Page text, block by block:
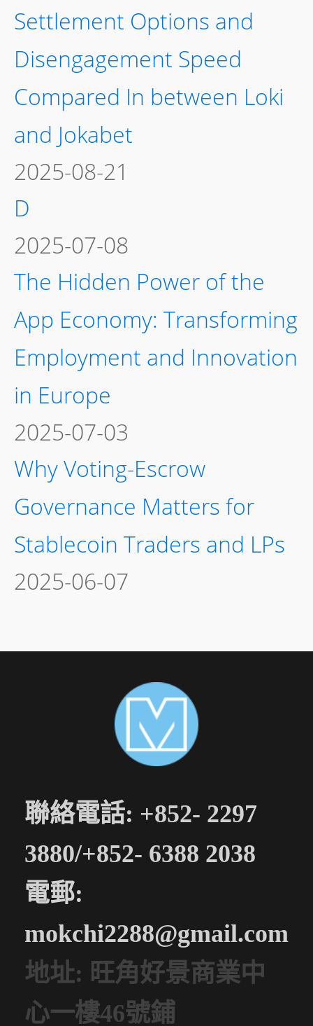
Settlement Options and
Disengagement Speed
Compared In between Loki
and Jokabet
2025-08-21
D
2025-07-08
The Hidden Power of the
App Economy: Transforming
Employment and Innovation
in Europe
2025-07-03
Why Voting-Escrow
Governance Matters for
Stablecoin Traders and LPs
2025-06-07
聯絡電話: +852- 2297
3880/+852- 6388 2038
電郵:
mokchi2288@gmail.com
地址: 旺角好景商業中
心一樓46號鋪